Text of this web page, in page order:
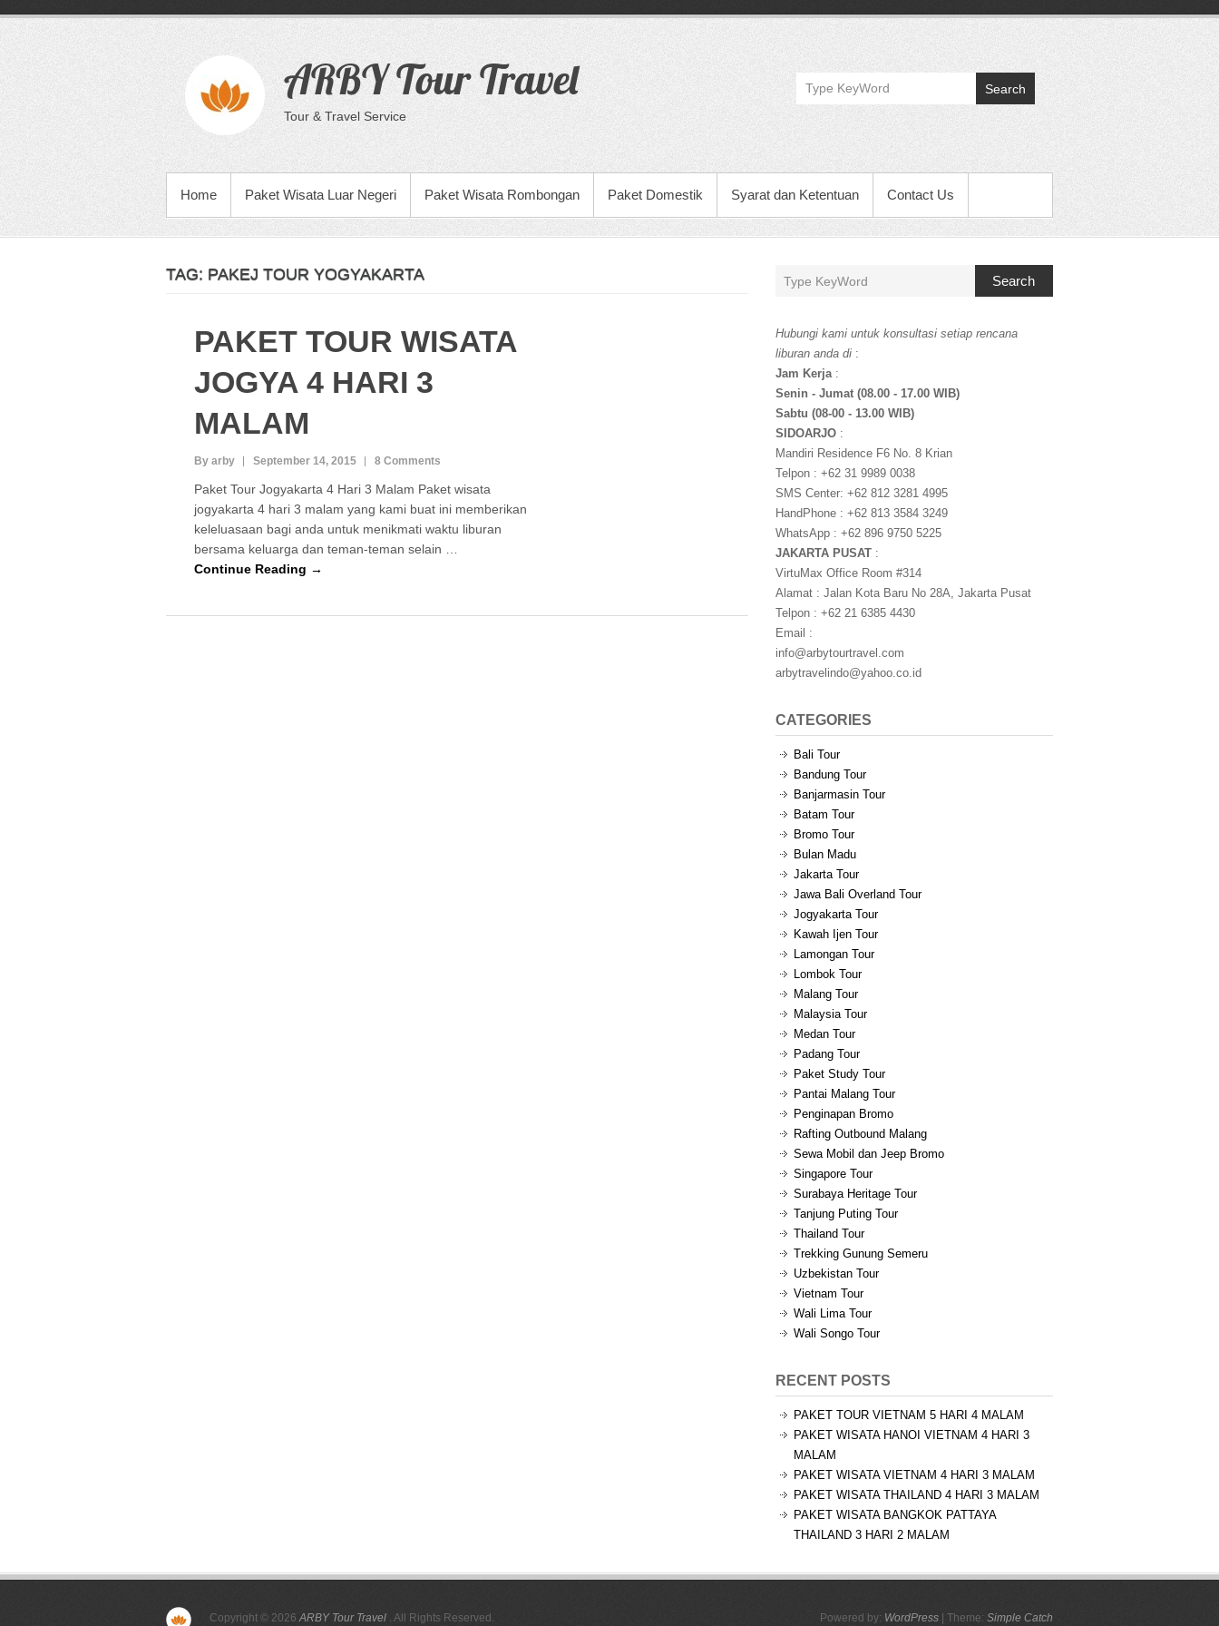
content
ARBY Tour Travel
Tour & Travel Service
Search
PRIMARY MENU
Home Paket Wisata Luar Negeri Paket Wisata Rombongan Paket Domestik Syarat dan Ketentuan Contact Us
TAG: PAKEJ TOUR YOGYAKARTA
PAKET TOUR WISATA
JOGYA 4 HARI 3
MALAM
By arby September 14, 2015 8 Comments
Paket Tour Jogyakarta 4 Hari 3 Malam Paket wisata
jogyakarta 4 hari 3 malam yang kami buat ini memberikan
keleluasaan bagi anda untuk menikmati waktu liburan
bersama keluarga dan teman-teman selain …
Continue Reading →
Search
Hubungi kami untuk konsultasi setiap rencana
liburan anda di :
Jam Kerja:
Senin - Jumat (08.00 - 17.00 WIB)
Sabtu (08-00 - 13.00 WIB)
SIDOARJO:
Mandiri Residence F6 No. 8 Krian
Telpon : +62 31 9989 0038
SMS Center: +62 812 3281 4995
HandPhone : +62 813 3584 3249
WhatsApp : +62 896 9750 5225
JAKARTA PUSAT :
VirtuMax Office Room #314
Alamat : Jalan Kota Baru No 28A, Jakarta Pusat
Telpon : +62 21 6385 4430
Email :
info@arbytourtravel.com
arbytravelindo@yahoo.co.id
CATEGORIES
Bali Tour
Bandung Tour
Banjarmasin Tour
Batam Tour
Bromo Tour
Bulan Madu
Jakarta Tour
Jawa Bali Overland Tour
Jogyakarta Tour
Kawah Ijen Tour
Lamongan Tour
Lombok Tour
Malang Tour
Malaysia Tour
Medan Tour
Padang Tour
Paket Study Tour
Pantai Malang Tour
Penginapan Bromo
Rafting Outbound Malang
Sewa Mobil dan Jeep Bromo
Singapore Tour
Surabaya Heritage Tour
Tanjung Puting Tour
Thailand Tour
Trekking Gunung Semeru
Uzbekistan Tour
Vietnam Tour
Wali Lima Tour
Wali Songo Tour
RECENT POSTS
PAKET TOUR VIETNAM 5 HARI 4 MALAM
PAKET WISATA HANOI VIETNAM 4 HARI 3
MALAM
PAKET WISATA VIETNAM 4 HARI 3 MALAM
PAKET WISATA THAILAND 4 HARI 3 MALAM
PAKET WISATA BANGKOK PATTAYA
THAILAND 3 HARI 2 MALAM
Copyright © 2026ARBY Tour Travel . All Rights Reserved. Powered by: WordPress | Theme: Simple Catch